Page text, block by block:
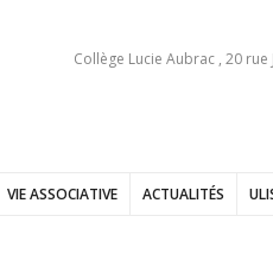
Collège Lucie Aubrac , 20
VIE ASSOCIATIVE ACTUALITÉS